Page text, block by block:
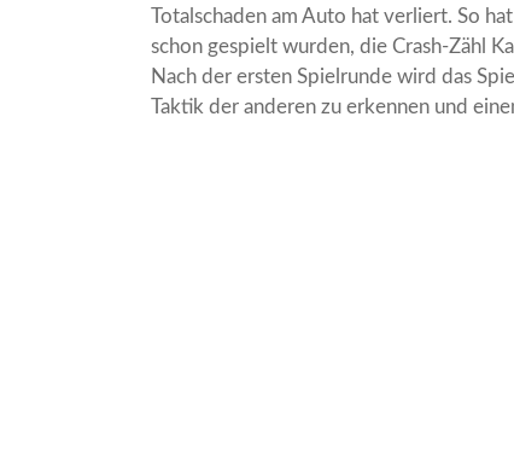
Totalschaden am Auto hat verliert. So
schon gespielt wurden, die Crash-Zähl
Nach der ersten Spielrunde wird das
Taktik der anderen zu erkennen und